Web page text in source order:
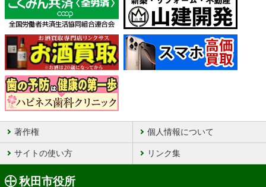
著作権 個人情報について
サイトの使い方 リンク集
秋田市役所